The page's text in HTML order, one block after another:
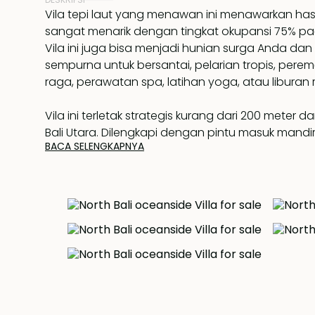
Vila tepi laut yang menawan ini menawarkan
sangat menarik dengan tingkat okupansi 75%
Vila ini juga bisa menjadi hunian surga Anda
sempurna untuk bersantai, pelarian tropis,
raga, perawatan spa, latihan yoga, atau liburan
Vila ini terletak strategis kurang dari 200 meter
Bali Utara. Dilengkapi dengan pintu masuk
ke ruang pribadi berpagar penuh. Properti ini
ruang tamu/dapur/ruang makan berkonsep
dalam suasana nyaman di atas lahan seluas
didekorasi dengan penuh selera menggunakan
BACA SELENGKAPNYA